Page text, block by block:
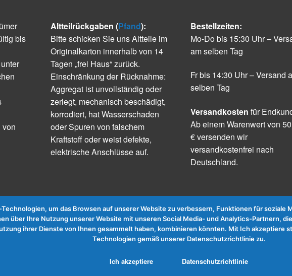
bis
von
Altteilrückgaben (Pfand):
Bitte schicken Sie uns Altteile im
Originalkarton innerhalb von 14
Tagen „frei Haus“ zurück.
Einschränkung der Rücknahme:
Aggregat ist unvollständig oder
zerlegt, mechanisch beschädigt,
korrodiert, hat Wasserschaden
oder Spuren von falschem
Kraftstoff oder weist defekte,
elektrische Anschlüsse auf.
Bestellzeiten:
Mo-Do bis 15:30 Uhr –
am selben Tag
Fr bis 14:30 Uhr – Versand
selben Tag
Versandkosten für
Ab einem Warenwert von
€ versenden wir
versandkostenfrei nach
Deutschland.
um das Browsen auf unserer Website zu verbessern, Funktionen für soziale
über Ihre Nutzung unserer Website mit unseren Social Media- und Analytics-Partnern,
ihrer Dienste von Ihnen gesammelt haben, kombinieren könnten. Mit Ich akzeptiere
Technologien gemäß unserer Datenschutzrichtlinie zu.
Ich akzeptiere Datenschutzrichtlinie